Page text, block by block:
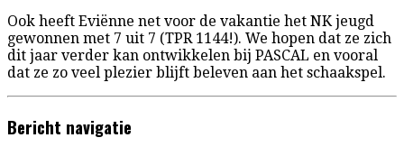
Ook heeft Eviënne net voor de vakantie het NK jeugd
gewonnen met 7 uit 7 (TPR 1144!). We hopen dat ze zich
dit jaar verder kan ontwikkelen bij PASCAL en vooral
dat ze zo veel plezier blijft beleven aan het schaakspel.
Bericht navigatie